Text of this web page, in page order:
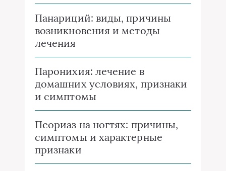
Панариций: виды, причины
возникновения и методы
лечения
Паронихия: лечение в
домашних условиях, признаки
и симптомы
Псориаз на ногтях: причины,
симптомы и характерные
признаки